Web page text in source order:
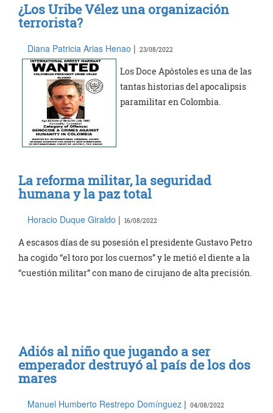
¿Los Uribe Vélez una organización
terrorista?
Diana Patricia Arias Henao | 23/08/2022
Los Doce Apóstoles es una de las
tantas historias del apocalipsis
paramilitar en Colombia.
La reforma militar, la seguridad
humana y la paz total
Horacio Duque Giraldo | 16/08/2022
A escasos días de su posesión el presidente Gustavo Petro
ha cogido “el toro por los cuernos” y le metió el diente a la
“cuestión militar” con mano de cirujano de alta precisión.
Adiós al niño que jugando a ser
emperador destruyó al país de los dos
mares
Manuel Humberto Restrepo Domínguez | 04/08/2022